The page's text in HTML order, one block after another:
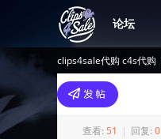
论坛
clips4sale代购 c4s代购
>
查看: 51 | 回复: 0